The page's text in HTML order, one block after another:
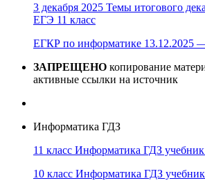
3 декабря 2025 Темы итогового
ЕГЭ 11 класс
ЕГКР по информатике 13.12.2025
ЗАПРЕЩЕНО копирование
активные ссылки на источник
Информатика ГДЗ
11 класс Информатика ГДЗ
10 класс Информатика ГДЗ